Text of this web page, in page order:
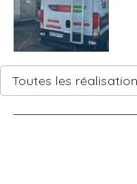
Toutes les